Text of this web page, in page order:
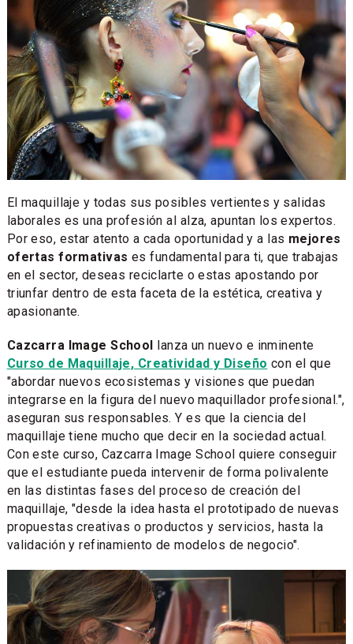
El maquillaje y todas sus posibles vertientes y salidas
laborales es una profesión al alza, apuntan los expertos.
Por eso, estar atento a cada oportunidad y a las mejores
ofertas formativas es fundamental para ti, que trabajas
en el sector, deseas reciclarte o estas apostando por
triunfar dentro de esta faceta de la estética, creativa y
apasionante.
Cazcarra Image School
lanza un nuevo e inminente
Curso de Maquillaje, Creatividad y Diseño con el que
"abordar nuevos ecosistemas y visiones que puedan
integrarse en la figura del nuevo maquillador profesional.",
aseguran sus responsables. Y es que la ciencia del
maquillaje tiene mucho que decir en la sociedad actual.
Con este curso, Cazcarra Image School quiere conseguir
que el estudiante pueda intervenir de forma polivalente
en las distintas fases del proceso de creación del
maquillaje, "desde la idea hasta el prototipado de nuevas
propuestas creativas o productos y servicios, hasta la
validación y refinamiento de modelos de negocio".